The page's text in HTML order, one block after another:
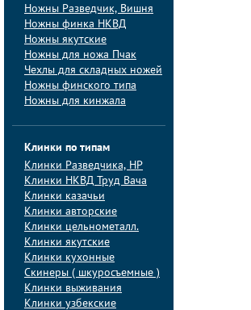
Ножны Разведчик, Вишня
Ножны финка НКВД
Ножны якутские
Ножны для ножа Пчак
Чехлы для складных ножей
Ножны финского типа
Ножны для кинжала
Клинки по типам
Клинки Pазведчика, НP
Клинки НКВД Труд Вача
Клинки казачьи
Клинки авторские
Клинки цельнометалл.
Клинки якутские
Клинки кухонные
Скинеры ( шкуросъемные )
Клинки выживания
Клинки узбекские